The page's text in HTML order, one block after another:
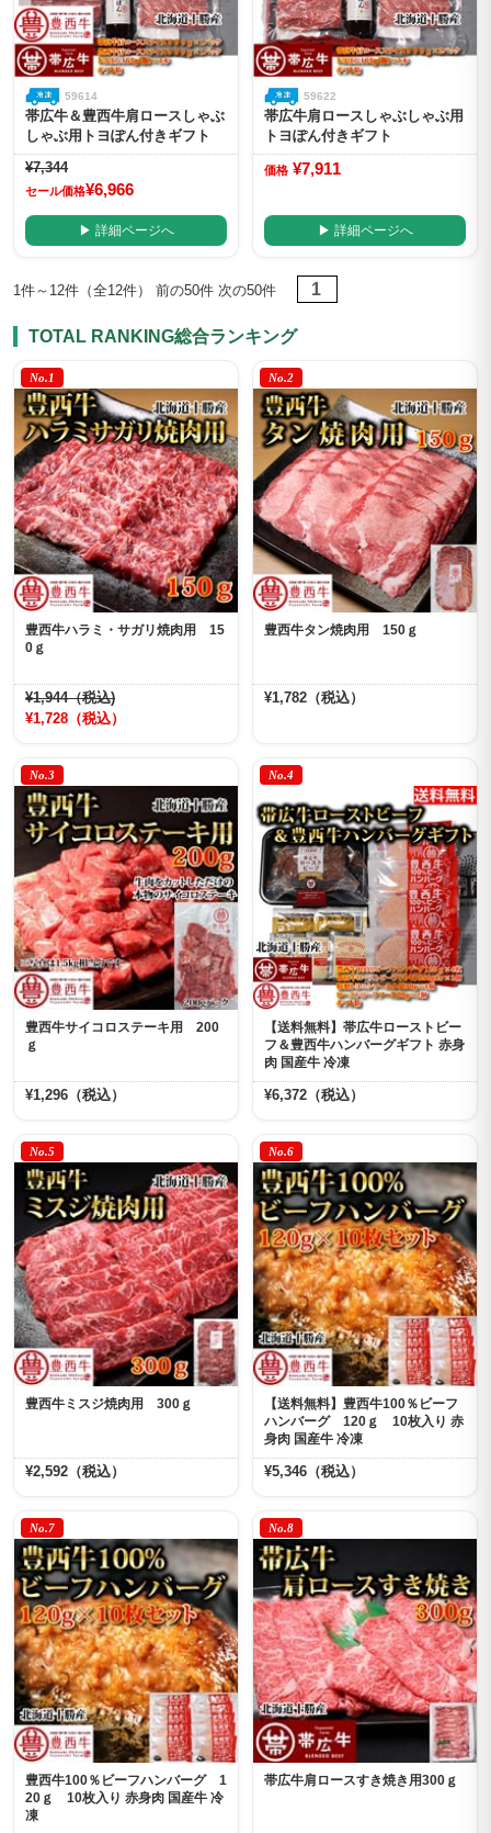
59614
帯広牛＆豊西牛肩ロースしゃぶ
しゃぶ用トヨぽん付きギフト
¥7,344
セール価格¥6,966
▶ 詳細ページへ
59622
帯広牛肩ロースしゃぶしゃぶ用
トヨぽん付きギフト
価格 ¥7,911
▶ 詳細ページへ
1件～12件（全12件） 前の50件 次の50件 1
TOTAL RANKING総合ランキング
No.1
豊西牛ハラミ・サガリ焼肉用 15
0ｇ
¥1,944（税込)
¥1,728（税込）
No.2
豊西牛タン焼肉用 150ｇ
¥1,782（税込）
No.3
豊西牛サイコロステーキ用 200
ｇ
¥1,296（税込）
No.4
【送料無料】帯広牛ローストビー
フ＆豊西牛ハンバーグギフト 赤身
肉 国産牛 冷凍
¥6,372（税込）
No.5
豊西牛ミスジ焼肉用 300ｇ
¥2,592（税込）
No.6
【送料無料】豊西牛100％ビーフ
ハンバーグ 120ｇ 10枚入り 赤
身肉 国産牛 冷凍
¥5,346（税込）
No.7
豊西牛100％ビーフハンバーグ 1
20ｇ 10枚入り 赤身肉 国産牛 冷
凍
No.8
帯広牛肩ロースすき焼き用300ｇ